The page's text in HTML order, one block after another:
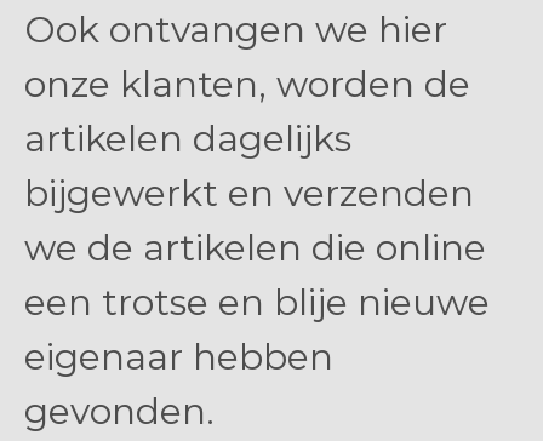
Ook ontvangen we hier
onze klanten, worden de
artikelen dagelijks
bijgewerkt en verzenden
we de artikelen die online
een trotse en blije nieuwe
eigenaar hebben
gevonden.